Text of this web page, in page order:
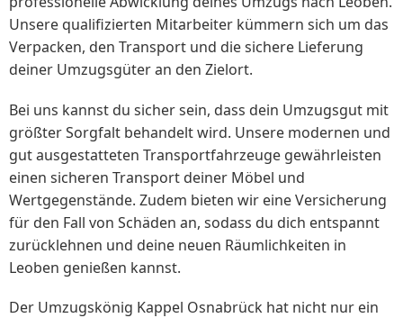
Unsere qualifizierten Mitarbeiter kümmern sich um das
Verpacken, den Transport und die sichere Lieferung
deiner Umzugsgüter an den Zielort.
Bei uns kannst du sicher sein, dass dein Umzugsgut mit
größter Sorgfalt behandelt wird. Unsere modernen und
gut ausgestatteten Transportfahrzeuge gewährleisten
einen sicheren Transport deiner Möbel und
Wertgegenstände. Zudem bieten wir eine Versicherung
für den Fall von Schäden an, sodass du dich entspannt
zurücklehnen und deine neuen Räumlichkeiten in
Leoben genießen kannst.
Der Umzugskönig Kappel Osnabrück hat nicht nur ein